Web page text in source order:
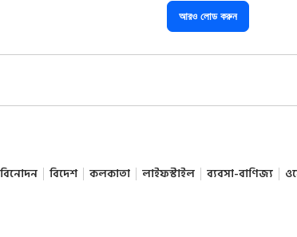
আরও লোড করুন
বিনোদন বিদেশ কলকাতা লাইফস্টাইল ব্যবসা-বাণিজ্য